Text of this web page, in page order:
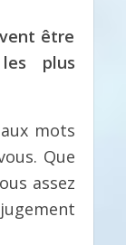
être
plus
mots
Que
assez